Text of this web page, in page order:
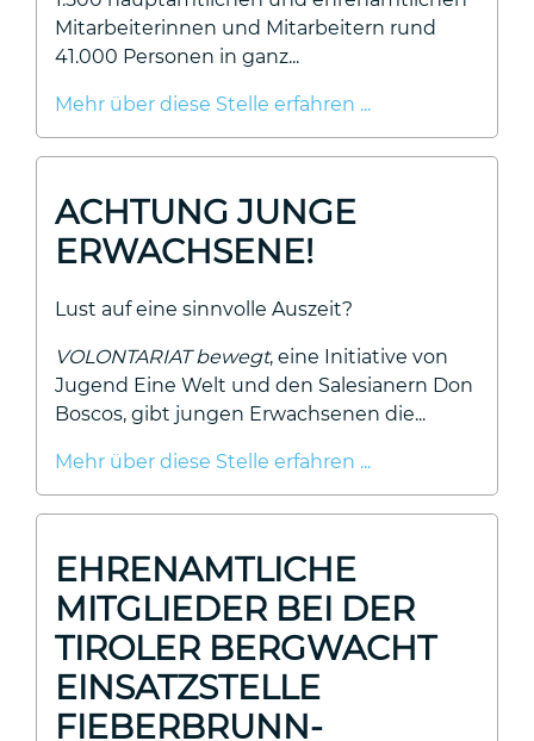
Mitarbeiterinnen und Mitarbeitern rund
41.000 Personen in ganz...
Mehr über diese Stelle erfahren ...
ACHTUNG JUNGE
ERWACHSENE!
Lust auf eine sinnvolle Auszeit?
VOLONTARIAT bewegt, eine Initiative von
Jugend Eine Welt und den Salesianern Don
Boscos, gibt jungen Erwachsenen die...
Mehr über diese Stelle erfahren ...
EHRENAMTLICHE
MITGLIEDER BEI DER
TIROLER BERGWACHT
EINSATZSTELLE
FIEBERBRUNN-